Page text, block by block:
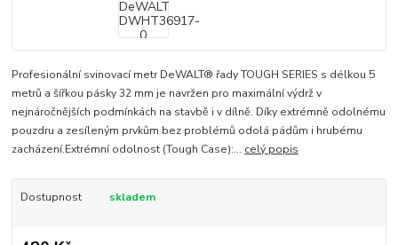
Profesionální svinovací metr DeWALT® řady TOUGH SERIES s délkou 5
metrů a šířkou pásky 32 mm je navržen pro maximální výdrž v
nejnáročnějších podmínkách na stavbě i v dílně. Díky extrémně odolnému
pouzdru a zesíleným prvkům bez problémů odolá pádům i hrubému
zacházení.Extrémní odolnost (Tough Case):... celý popis
Dostupnost skladem